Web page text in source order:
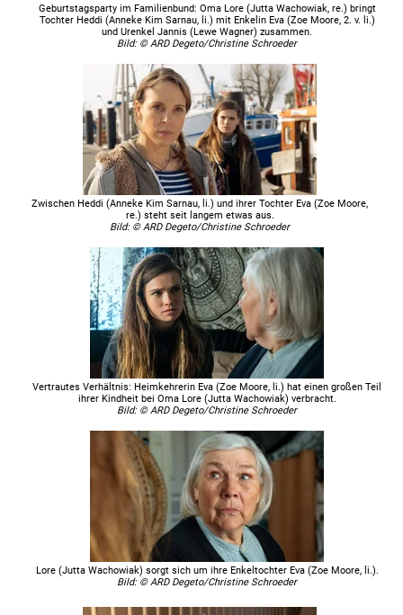
Geburtstagsparty im Familienbund: Oma Lore (Jutta Wachowiak, re.) bringt
Tochter Heddi (Anneke Kim Sarnau, li.) mit Enkelin Eva (Zoe Moore, 2. v. li.)
und Urenkel Jannis (Lewe Wagner) zusammen.
Bild: © ARD Degeto/Christine Schroeder
Zwischen Heddi (Anneke Kim Sarnau, li.) und ihrer Tochter Eva (Zoe Moore,
re.) steht seit langem etwas aus.
Bild: © ARD Degeto/Christine Schroeder
Vertrautes Verhältnis: Heimkehrerin Eva (Zoe Moore, li.) hat einen großen Teil
ihrer Kindheit bei Oma Lore (Jutta Wachowiak) verbracht.
Bild: © ARD Degeto/Christine Schroeder
Lore (Jutta Wachowiak) sorgt sich um ihre Enkeltochter Eva (Zoe Moore, li.).
Bild: © ARD Degeto/Christine Schroeder